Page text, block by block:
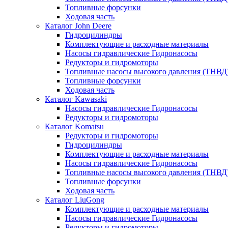
Топливные форсунки
Ходовая часть
Каталог John Deere
Гидроцилиндры
Комплектующие и расходные материалы
Насосы гидравлические Гидронасосы
Редукторы и гидромоторы
Топливные насосы высокого давления
Топливные форсунки
Ходовая часть
Каталог Kawasaki
Насосы гидравлические Гидронасосы
Редукторы и гидромоторы
Каталог Komatsu
Редукторы и гидромоторы
Гидроцилиндры
Комплектующие и расходные материалы
Насосы гидравлические Гидронасосы
Топливные насосы высокого давления
Топливные форсунки
Ходовая часть
Каталог LiuGong
Комплектующие и расходные материалы
Насосы гидравлические Гидронасосы